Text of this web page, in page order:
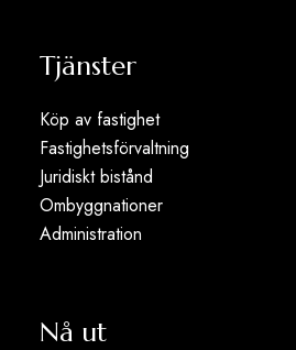
Tjänster
Köp av fastighet
Fastighetsförvaltning
Juridiskt bistånd
Ombyggnationer
Administration
Nå ut